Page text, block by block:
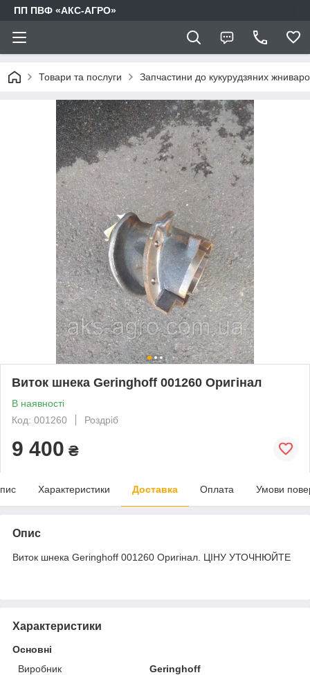
ПП ПВФ «АКС-АГРО»
Товари та послуги Запчастини до кукурудзяних
Виток шнека Geringhoff 001260 Оригінал
В наявності
Код: 001260
Роздріб
9 400 ₴
Характеристики Доставка Оплата Умови
Опис
Виток шнека Geringhoff 001260 Оригінал. ЦІНУ УТОЧНЮЙТЕ
Характеристики
Основні
Виробник
Geringhoff